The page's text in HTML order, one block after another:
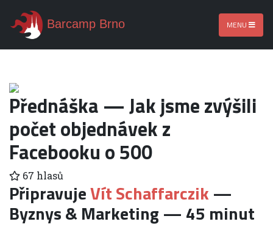
Barcamp Brno MENU
Přednáška — Jak jsme zvýšili
počet objednávek z
Facebooku o 500
67 hlasů
PřipravujeVít Schaffarczik—
Byznys & Marketing — 45 minut